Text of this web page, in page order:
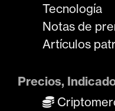
Tecnología
Notas de
Artículos
Precios,